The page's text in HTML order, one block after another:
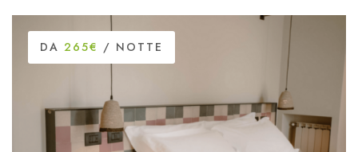
DA 265€ / NOTTE